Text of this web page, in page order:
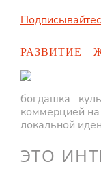
РАЗВИТИЕ
богдашка
коммерцией
локальной
ЭТО